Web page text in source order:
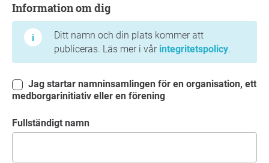
Information om dig
Ditt namn och din plats kommer att
publiceras. Läs mer i vår integritetspolicy.
medborgarinitiativ eller en förening
Fullständigt namn